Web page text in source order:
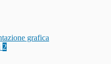
grafica
2